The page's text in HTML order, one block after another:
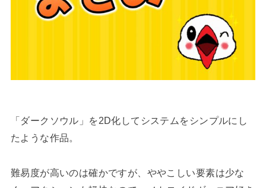
「ダークソウル」を2D化してシステムをシンプルにし
たような作品。
難易度が高いのは確かですが、ややこしい要素は少な